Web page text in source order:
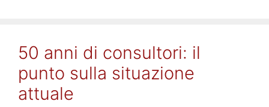
50 anni di consultori: il
punto sulla situazione
attuale